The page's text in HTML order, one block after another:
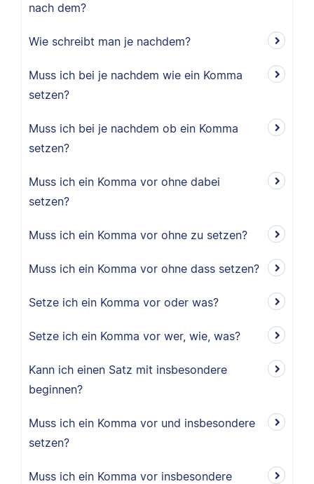
nach dem?
Wie schreibt man je nachdem?
Muss ich bei je nachdem wie ein Komma
setzen?
Muss ich bei je nachdem ob ein Komma
setzen?
Muss ich ein Komma vor ohne dabei
setzen?
Muss ich ein Komma vor ohne zu setzen?
Muss ich ein Komma vor ohne dass setzen?
Setze ich ein Komma vor oder was?
Setze ich ein Komma vor wer, wie, was?
Kann ich einen Satz mit insbesondere
beginnen?
Muss ich ein Komma vor und insbesondere
setzen?
Muss ich ein Komma vor insbesondere